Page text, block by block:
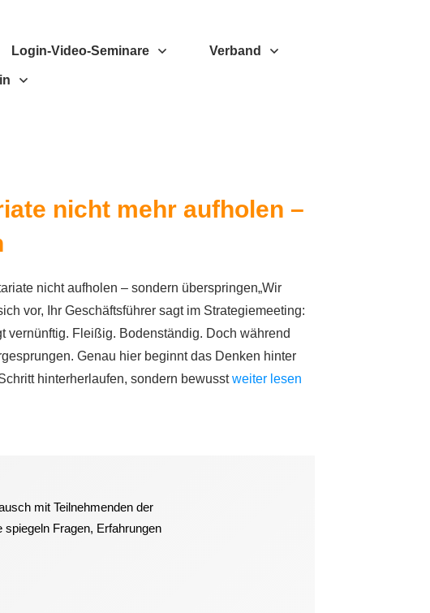
Login-Video-Seminare Verband
nicht mehr aufholen –
nicht aufholen – sondern überspringen„Wir
vor, Ihr Geschäftsführer sagt im Strategiemeeting:
vernünftig. Fleißig. Bodenständig. Doch während
Genau hier beginnt das Denken hinter
hinterherlaufen, sondern bewusstweiter lesen
mit Teilnehmenden der
spiegeln Fragen, Erfahrungen